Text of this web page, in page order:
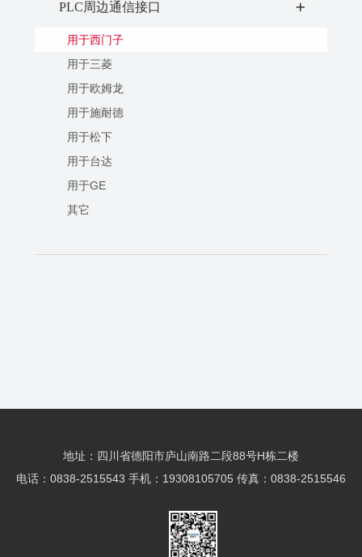
PLC周边通信接口 +
用于西门子
用于三菱
用于欧姆龙
用于施耐德
用于松下
用于台达
用于GE
其它
地址：四川省德阳市庐山南路二段88号H栋二楼
电话：0838-2515543 手机：19308105705 传真：0838-2515546